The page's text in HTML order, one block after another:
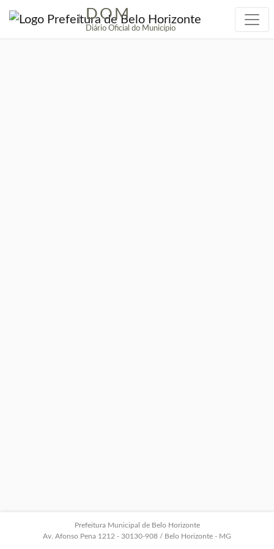
| DOM
Diário Oficial do Município
Prefeitura Municipal de Belo Horizonte
Av. Afonso Pena 1212 - 30130-908 / Belo Horizonte - MG